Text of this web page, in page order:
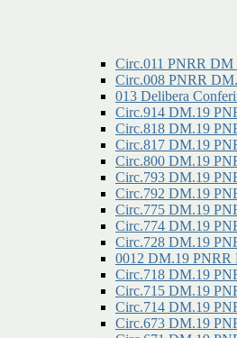
Circ.011 PNRR DM
Circ.008 PNRR
013 Delibera
Circ.914 DM.19
Circ.818 DM.19
Circ.817 DM.19
Circ.800 DM.19
Circ.793 DM.19
Circ.792 DM.19
Circ.775 DM.19
Circ.774 DM.19
Circ.728 DM.19
0012 DM.19 PNRR
Circ.718 DM.19
Circ.715 DM.19
Circ.714 DM.19
Circ.673 DM.19